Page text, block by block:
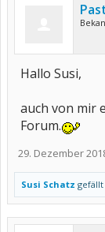
Hallo Susi,
auch von mir
Forum.
29. Dezember
Susi Schatz gefällt